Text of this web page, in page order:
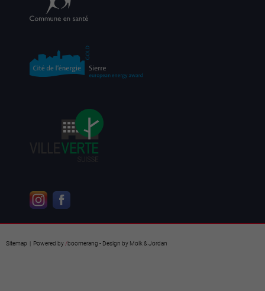
Sitemap | Powered by /boomerang - Design by Molk & Jordan